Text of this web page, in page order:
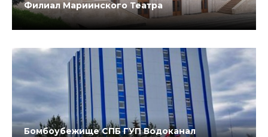
Филиал Мариинского Театра
Бомбоубежище СПБ ГУП Водоканал